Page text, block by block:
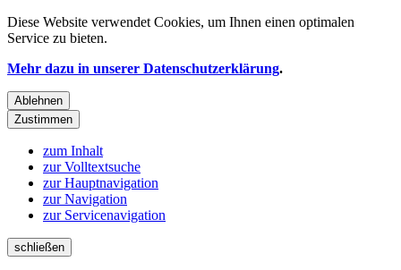
Diese Website verwendet Cookies, um Ihnen einen optimalen
Service zu bieten.
Mehr dazu in unserer Datenschutzerklärung.
Ablehnen
Zustimmen
zum Inhalt
zur Volltextsuche
zur Hauptnavigation
zur Navigation
zur Servicenavigation
schließen